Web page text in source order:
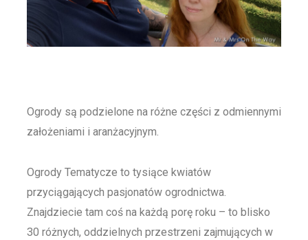
Ogrody są podzielone na różne części z odmiennymi
założeniami i aranżacyjnym.
Ogrody Tematycze to tysiące kwiatów
przyciągających pasjonatów ogrodnictwa.
Znajdziecie tam coś na każdą porę roku – to blisko
30 różnych, oddzielnych przestrzeni zajmujących w